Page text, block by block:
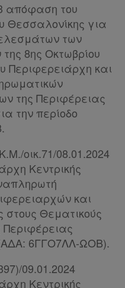
απόφαση του
Θεσσαλονίκης για
των
8ης Οκτωβρίου
Περιφερειάρχη και
της Περιφέρειας
την περίοδο
οικ.71/08.01.2024
Κεντρικής
και
Θεματικούς
Περιφέρειας
6ΓΓΟ7ΛΛ-ΩΟΒ).
09.01.2024
Κεντρικής